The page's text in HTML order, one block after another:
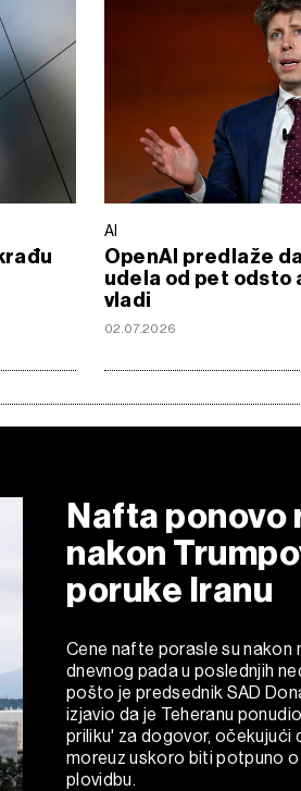
AI
OpenAI predlaže
udela od pet odsto
vladi
02.07.2026
Nafta ponovo
nakon
poruke Iranu
Cene nafte porasle su nakon
dnevnog pada u poslednjih
pošto je predsednik SAD
izjavio da je Teheranu
priliku' za dogovor, očekujući
moreuz uskoro biti potpuno
plovidbu.